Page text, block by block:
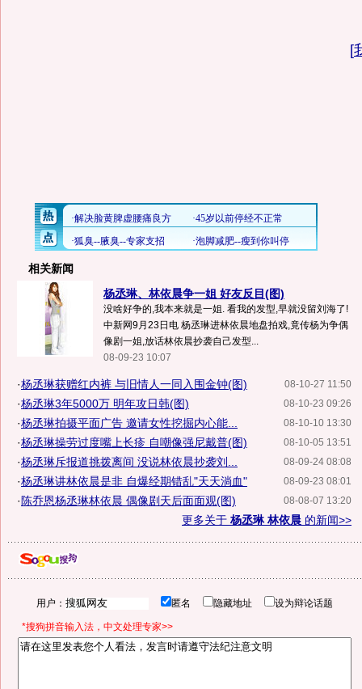
[
相关新闻
杨丞琳、林依晨争一姐 好友反目(图)
没啥好争的,我本来就是一姐. 看我的发型,早就没留刘海了!
中新网9月23日电 杨丞琳进林依晨地盘拍戏,竟传杨为争偶
像剧一姐,放话林依晨抄袭自己发型...
08-09-23 10:07
08-10-27 11:50
·杨丞琳获赠红内裤 与旧情人一同入围金钟(图)
08-10-23 09:26
·杨丞琳3年5000万 明年攻日韩(图)
08-10-10 13:30
·杨丞琳拍摄平面广告 邀请女性挖掘内心能...
08-10-05 13:51
·杨丞琳操劳过度嘴上长疹 自嘲像强尼戴普(图)
08-09-24 08:08
·杨丞琳斥报道挑拨离间 没说林依晨抄袭刘...
08-09-23 08:01
·杨丞琳讲林依晨是非 自爆经期错乱"天天淌血"
08-08-07 13:20
· 陈乔恩杨丞琳林依晨 偶像剧天后面面观(图)
更多关于 杨丞琳 林依晨 的新闻>>
用户： 匿名 隐藏地址 设为辩论话题
*搜狗拼音输入法，中文处理专家>>